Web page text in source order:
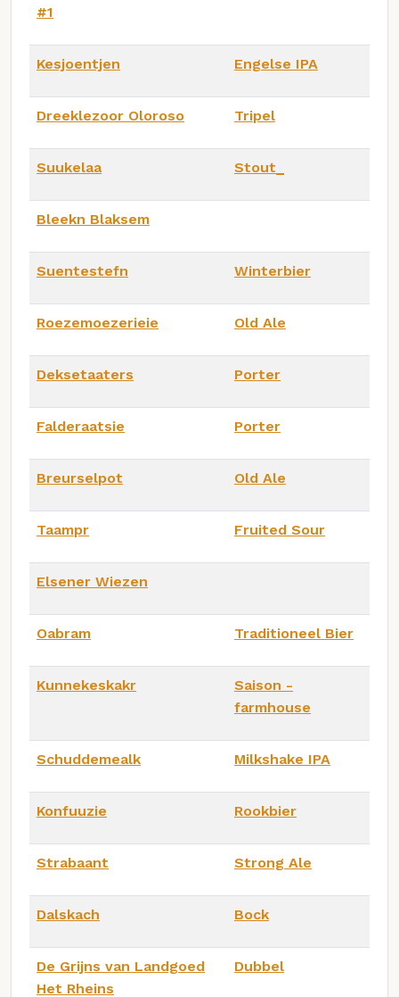
#1
Kesjoentjen Engelse IPA
Dreeklezoor Oloroso Tripel
Suukelaa Stout_
Bleekn Blaksem
Suentestefn Winterbier
Roezemoezerieie Old Ale
Deksetaaters Porter
Falderaatsie Porter
Breurselpot Old Ale
Taampr Fruited Sour
Elsener Wiezen
Oabram Traditioneel Bier
Kunnekeskakr
Saison -
farmhouse
Schuddemealk Milkshake IPA
Konfuuzie Rookbier
Strabaant Strong Ale
Dalskach Bock
De Grijns van Landgoed
Het Rheins
Dubbel